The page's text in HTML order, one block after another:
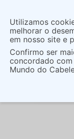
As
acordo
O que você
Maquiagem
MATTE BAUNY
Utilizamos
melhorar o
em nosso site e
Confirmo ser
concordado com
Mundo do